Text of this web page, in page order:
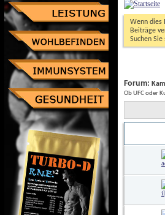
Wenn dies
Beiträge
Suchen
Forum:
Ob UFC oder